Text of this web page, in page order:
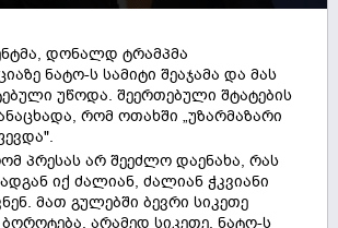
დონალდ ტრამპმა
ნატო-ს სამიტი შეაჯამა და მას
უწოდა. შეერთებული შტატების
რომ ოთახში „უზარმაზარი
პრესას არ შეეძლო დაენახა, რას
იქ ძალიან, ძალიან ჭკვიანი
მათ გულებში ბევრი სიკეთე
არამედ სიკეთე. ნატო-ს